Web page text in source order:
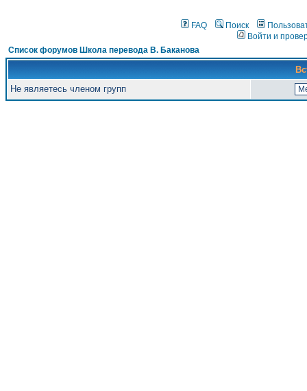
FAQ Поиск
Войти и
Список форумов Школа перевода В. Баканова
Не являетесь членом групп